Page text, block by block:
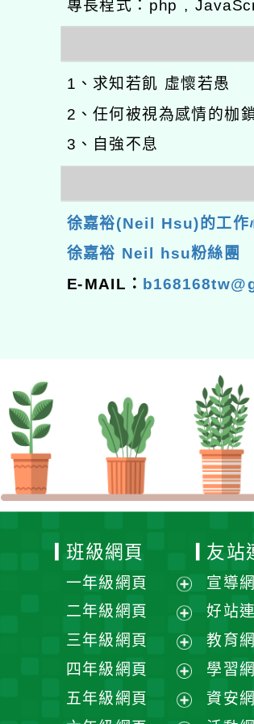
專長程式：php ,
1、求知若飢 虛懷若愚
2、任何被視為感情的枷
3、自強不息
徐嘉裕(Neil Hsu)的工作
徐嘉裕 Neil hsu粉絲團
E-MAIL：
班級網頁
一年級網頁
展
選
單
二年級網頁
展
選
單
三年級網頁
展
選
四年級網頁
展
五年級網頁
友站
宣導
好站
教育
學習
資安